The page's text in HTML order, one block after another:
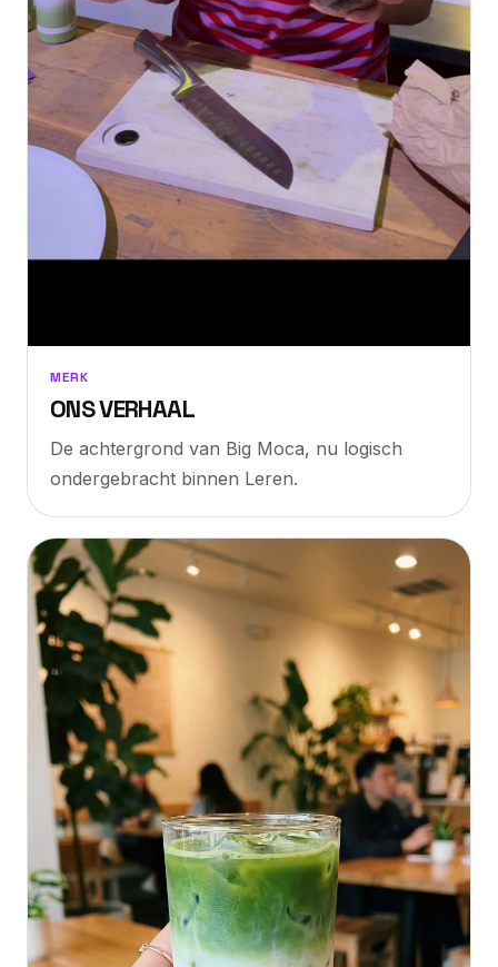
MERK
ONS VERHAAL
De achtergrond van Big Moca, nu logisch
ondergebracht binnen Leren.